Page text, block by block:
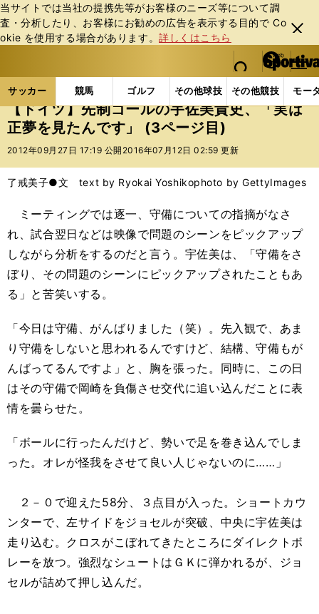
当サイトでは当社の提携先等がお客様のニーズ等について調
査・分析したり、お客様にお勧めの広告を表⽰する⽬的で Co
okie を使⽤する場合があります。詳しくはこちら
閉じ
る
web Sportiva (webスポルティーバ)
検索
マイペ
ー
ジ
メニュ
サッカー 競馬 ゴルフ その他球技 その他競技 モー
ス
ポ
ル
バ
サッカーの記事一覧 海外サッカー 海外サッカー
【ドイツ】先制ゴールの宇佐美貴史、「実は
正夢を見たんです」 (3ページ目)
2012年09月27日 17:19 公開 2016年07月12日 02:59 更新
了戒美子●文 text by Ryokai Yoshikophoto by GettyImages
ミーティングでは逐一、守備についての指摘がなさ
れ、試合翌日などは映像で問題のシーンをピックアップ
しながら分析をするのだと言う。宇佐美は、「守備をさ
ぼり、その問題のシーンにピックアップされたこともあ
る」と苦笑いする。
「今日は守備、がんばりました（笑）。先入観で、あま
り守備をしないと思われるんですけど、結構、守備もが
んばってるんですよ」と、胸を張った。同時に、この日
はその守備で岡崎を負傷させ交代に追い込んだことに表
情を曇らせた。
「ボールに行ったんだけど、勢いで足を巻き込んでしま
った。オレが怪我をさせて良い人じゃないのに……」
２－０で迎えた58分、３点目が入った。ショートカウ
ンターで、左サイドをジョセルが突破、中央に宇佐美は
走り込む。クロスがこぼれてきたところにダイレクトボ
レーを放つ。強烈なシュートはＧＫに弾かれるが、ジョ
セルが詰めて押し込んだ。